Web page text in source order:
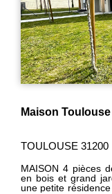
Maison Toulouse 4 pièces 93 m2 / CROIX-DAURADE
avec terrasse
située dans
DAURADE.